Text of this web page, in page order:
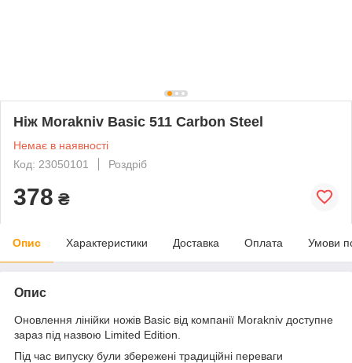
Ніж Morakniv Basic 511 Carbon Steel
Немає в наявності
Код: 23050101
Роздріб
378 ₴
Опис Характеристики Доставка Оплата Умови
Опис
Оновлення лінійки ножів Basic від компанії Morakniv доступне
зараз під назвою Limited Edition.
Під час випуску були збережені традиційні переваги